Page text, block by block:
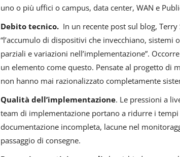
uno o più uffici o campus, data center, WAN e
Debito tecnico. In un recente post sul blog,
“l’accumulo di dispositivi che invecchiano,
parziali e variazioni nell’implementazione”.
un elemento come questo. Pensate al progetto di
non hanno mai razionalizzato completamente
Qualità dell’implementazione. Le pressioni a
team di implementazione portano a ridurre i
documentazione incompleta, lacune nel
passaggio di consegne.